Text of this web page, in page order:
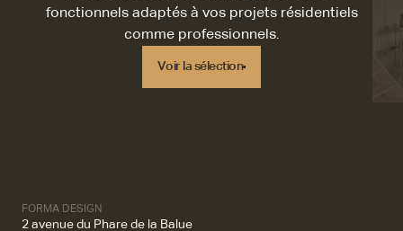
fonctionnels adaptés à vos projets résidentiels
comme professionnels.
Voir la sélection
Voir la sélection
FORMA DESIGN
2 avenue du Phare de la Balue